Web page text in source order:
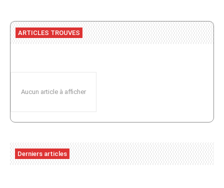
ARTICLES TROUVES
Aucun article à afficher
Derniers articles